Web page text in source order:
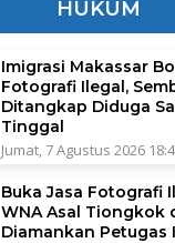
HUKUM
Imigrasi Makassar
Fotografi Ilegal,
Ditangkap Diduga
Tinggal
Jumat, 7 Agustus 2026
Buka Jasa Fotografi
WNA Asal Tiongkok
Diamankan Petugas